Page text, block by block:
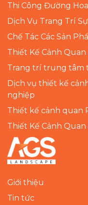
Thi Công Đường
Dịch Vụ Trang Trí
Chế Tác Các Sản
Thiết Kế Cảnh
Trang trí trung tâm
Dịch vụ thiết kế
nghiệp
Thiết kế cảnh quan
Thiết Kế Cảnh Quan
Giới thiệu
Tin tức